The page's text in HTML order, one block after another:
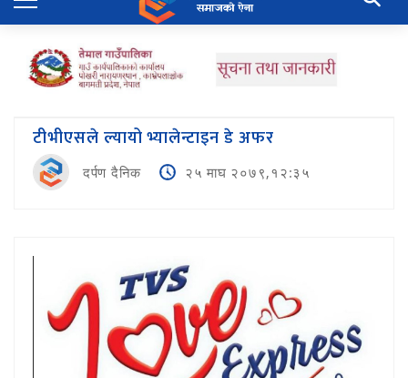
टीभीएसले ल्यायो भ्यालेन्टाइन डे अफर
दर्पण दैनिक २५ माघ २०७९,१२:३५